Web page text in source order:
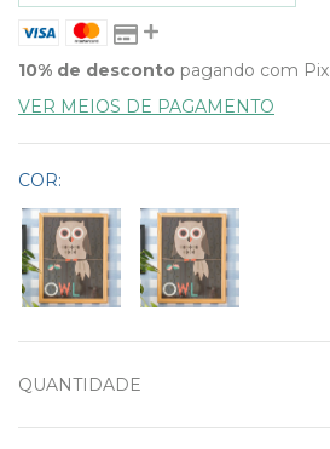
10% de desconto pagando com Pix
VER MEIOS DE PAGAMENTO
COR:
QUANTIDADE